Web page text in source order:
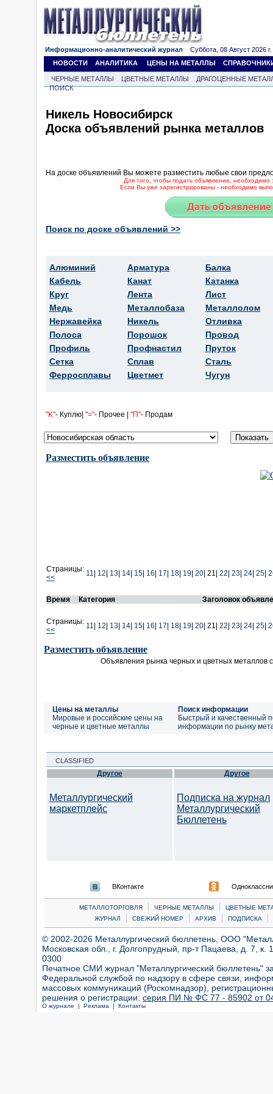
Информационно-аналитический журнал Суббота, 08 Август 2026 г.
НОВОСТИ
АНАЛИТИКА ЦЕНЫ НА МЕТАЛЛЫ
ЧЕРНЫЕ МЕТАЛЛЫ ЦВЕТНЫЕ МЕТАЛЛЫ
ДРАГОЦЕННЫЕ
ПОИСК
Никель Новосибирск
Доска объявлений рынка металлов
На доске объявлений Вы можете разместить любые свои
Для того, чтобы подать объявление, необходимо
Если Вы уже зарегистрированы - необходимо
Поиск по доске объявлений >>
Алюминий
Кабель
Круг
Медь
Нержавейка
Полоса
Профиль
Сетка
Ферросплавы
Арматура
Канат
Лента
Металлобаза
Никель
Порошок
Профнастил
Сплав
Цветмет
Балка
Катанка
Лист
Металлолом
Отливка
Провод
Пруток
Сталь
Чугун
"K"- Куплю| "="- Прочее | "П"- Продам
Разместить объявление
Страницы:
<<
11 12 13 14 15 16 17 18 19 20 21| 22 23 24 25
Время Категория Заголовок
Страницы:
<<
11 12 13 14 15 16 17 18 19 20 21| 22 23 24 25
Разместить объявление
Объявления рынка черных и цветных металлов
Цены на металлы
Мировые и российские цены на
черные и цветные металлы
Поиск информации
Быстрый и качественный
информации по рынку
CLASSIFIED
Другое
Металлургический
маркетплейс
Другое
Подписка на журнал
Металлургический
Бюллетень
ВКонтакте
МЕТАЛЛОТОРГОВЛЯ | ЧЕРНЫЕ МЕТАЛЛЫ |
ЦВЕТНЫЕ
ЖУРНАЛ
| СВЕЖИЙ НОМЕР | АРХИВ | ПОДПИСКА |
© 2002-2026 Металлургический бюллетень, ООО
Московская обл., г. Долгопрудный, пр-т Пацаева, д. 7,
0300
Печатное СМИ журнал "Металлургический бюллетень"
Федеральной службой по надзору в сфере связи,
массовых коммуникаций (Роскомнадзор),
решения о регистрации: серия ПИ № ФС 77 - 85902 от 04
О журнале | Реклама | Контакты